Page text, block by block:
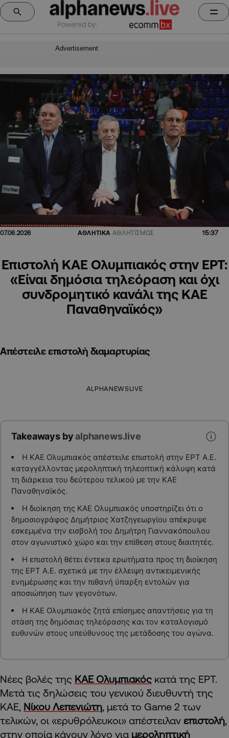
Powered by:
Advertisement
07.06.2026 ΑΘΛΗΤΙΚΑ ΑΘΛΗΤΙΣΜΟΣ 15:37
Επιστολή ΚΑΕ Ολυμπιακός στην ΕΡΤ:
«Είναι δημόσια τηλεόραση και όχι
συνδρομητικό κανάλι της ΚΑΕ
Παναθηναϊκός»
Απέστειλε επιστολή διαμαρτυρίας
ALPHANEWSLIVE
Takeaways byalphanews.live
Η ΚΑΕ Ολυμπιακός απέστειλε επιστολή στην ΕΡΤ Α.Ε.
καταγγέλλοντας μεροληπτική τηλεοπτική κάλυψη κατά
τη διάρκεια του δεύτερου τελικού με την ΚΑΕ
Παναθηναϊκός.
Η διοίκηση της ΚΑΕ Ολυμπιακός υποστηρίζει ότι ο
δημοσιογράφος Δημήτριος Χατζηγεωργίου απέκρυψε
εσκεμμένα την εισβολή του Δημήτρη Γιαννακόπουλου
στον αγωνιστικό χώρο και την επίθεση στους διαιτητές.
Η επιστολή θέτει έντεκα ερωτήματα προς τη διοίκηση
της ΕΡΤ Α.Ε. σχετικά με την έλλειψη αντικειμενικής
ενημέρωσης και την πιθανή ύπαρξη εντολών για
αποσιώπηση των γεγονότων.
Η ΚΑΕ Ολυμπιακός ζητά επίσημες απαντήσεις για τη
στάση της δημόσιας τηλεόρασης και τον καταλογισμό
ευθυνών στους υπεύθυνους της μετάδοσης του αγώνα.
Νέες βολές της ΚΑΕ Ολυμπιακός κατά της ΕΡΤ.
Μετά τις δηλώσεις του γενικού διευθυντή της
ΚΑΕ, Νίκου Λεπενιώτη, μετά το Game 2 των
τελικών, οι «ερυθρόλευκοι» απέστειλαν επιστολή,
στην οποία κάνουν λόγο για μεροληπτική